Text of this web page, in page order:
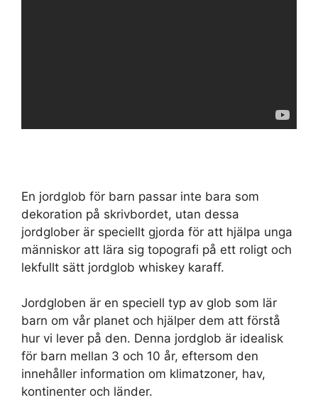
En jordglob för barn passar inte bara som
dekoration på skrivbordet, utan dessa
jordglober är speciellt gjorda för att hjälpa unga
människor att lära sig topografi på ett roligt och
lekfullt sätt jordglob whiskey karaff.
Jordgloben är en speciell typ av glob som lär
barn om vår planet och hjälper dem att förstå
hur vi lever på den. Denna jordglob är idealisk
för barn mellan 3 och 10 år, eftersom den
innehåller information om klimatzoner, hav,
kontinenter och länder.